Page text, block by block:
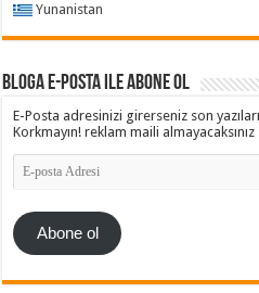
Yunanistan
Bloga e-posta ile abone ol
E-Posta adresinizi girerseniz son
Korkmayın! reklam maili almayacaksınız
E-
posta
Abone ol